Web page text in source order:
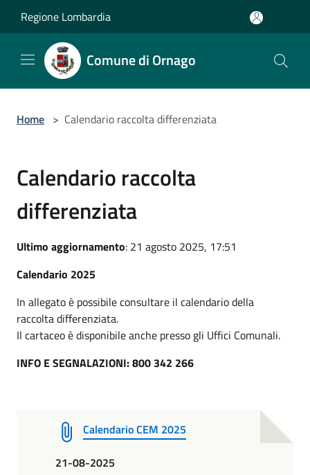
Regione Lombardia
Comune di Ornago
Home > Calendario raccolta differenziata
Calendario raccolta
differenziata
Ultimo aggiornamento: 21 agosto 2025, 17:51
Calendario 2025
In allegato è possibile consultare il calendario della
raccolta differenziata.
Il cartaceo è disponibile anche presso gli Uffici Comunali.
INFO E SEGNALAZIONI: 800 342 266
Calendario CEM 2025
21-08-2025